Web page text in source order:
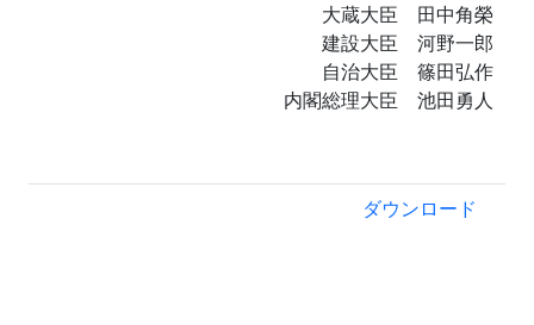
大蔵大臣 田中角榮
建設大臣 河野一郎
自治大臣 篠田弘作
内閣総理大臣 池田勇人
ダウンロード